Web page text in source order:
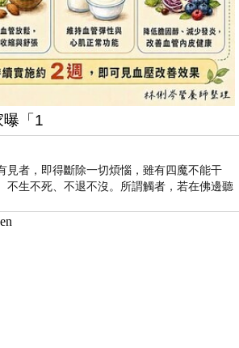
曝「1
見者，即得斷除一切煩惱，雖有四魔不能干
不生不死、不退不沒。所謂觸者，若在佛邊聽